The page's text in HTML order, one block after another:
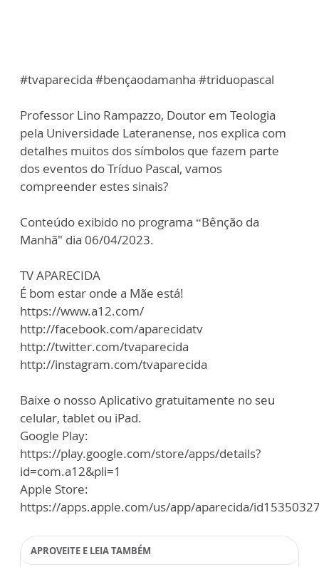
#tvaparecida #bençaodamanha #triduopascal
Professor Lino Rampazzo, Doutor em Teologia
pela Universidade Lateranense, nos explica com
detalhes muitos dos símbolos que fazem parte
dos eventos do Tríduo Pascal, vamos
compreender estes sinais?
Conteúdo exibido no programa “Bênção da
Manhã" dia 06/04/2023.
TV APARECIDA
É bom estar onde a Mãe está!
https://www.a12.com/
http://facebook.com/aparecidatv
http://twitter.com/tvaparecida
http://instagram.com/tvaparecida
Baixe o nosso Aplicativo gratuitamente no seu
celular, tablet ou iPad.
Google Play:
https://play.google.com/store/apps/details?
id=com.a12&pli=1
Apple Store:
https://apps.apple.com/us/app/aparecida/
APROVEITE E LEIA TAMBÉM